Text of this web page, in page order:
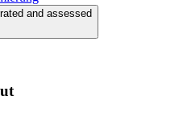
and assessed